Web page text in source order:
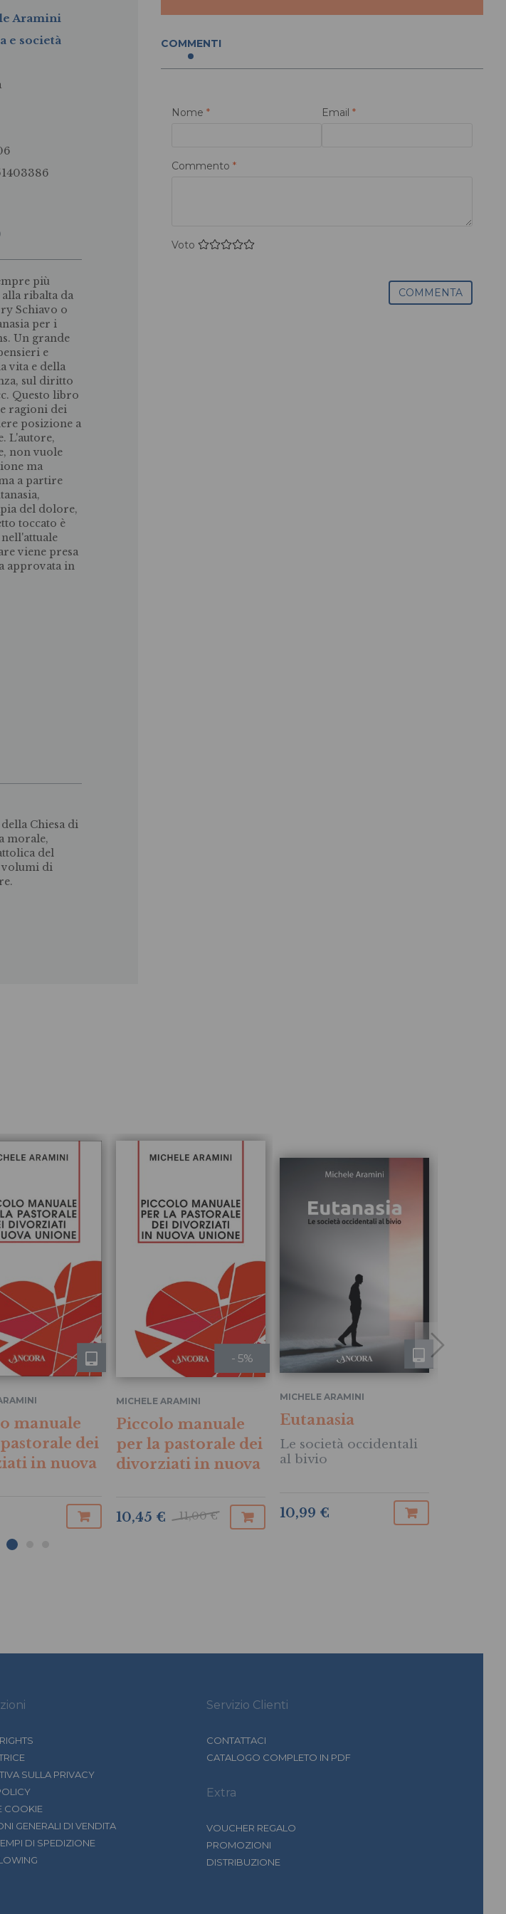
Aramini
e società
più
ribalta da
Schiavo o
per i
Un grande
e
vita e della
sul diritto
Questo libro
ragioni dei
posizione a
L'autore,
non vuole
ma
a partire
del dolore,
toccato è
viene presa
approvata in
Chiesa di
morale,
del
volumi di
COMMENTI
Nome * Email*
Commento *
Voto
COMMENTA
manuale
dei
in nuova
- 5%
MICHELE ARAMINI
Piccolo manuale
per la pastorale dei
divorziati in nuova
11,00 €
10,45 €
MICHELE ARAMINI
Eutanasia
Le società occidentali
al bivio
10,99 €
SULLA PRIVACY
COOKIE
GENERALI DI VENDITA
DI SPEDIZIONE
Servizio Clienti
CONTATTACI
CATALOGO COMPLETO IN PDF
Extra
VOUCHER REGALO
PROMOZIONI
DISTRIBUZIONE